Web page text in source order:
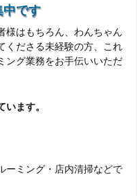
中です
様はもちろん、わんちゃん
くださる未経験の方、これ
ング業務をお手伝いいただ
います。
ーミング・店内清掃などで